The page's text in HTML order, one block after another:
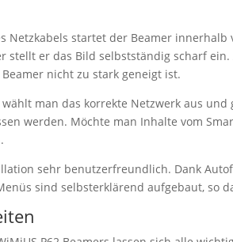
Netzkabels startet der Beamer
stellt er das Bild selbstständig scharf
nicht zu stark geneigt ist.
man das korrekte Netzwerk aus
werden. Möchte man Inhalte vom
sehr benutzerfreundlich. Dank
sind selbsterklärend aufgebaut, so